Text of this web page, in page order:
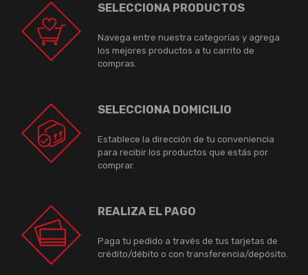
SELECCIONA PRODUCTOS
Navega entre nuestra categorías y agrega
los mejores productos a tu carrito de
compras.
SELECCIONA DOMICILIO
Establece la dirección de tu conveniencia
para recibir los productos que estás por
comprar.
REALIZA EL PAGO
Paga tu pedido a través de tus tarjetas de
crédito/débito o con transferencia/depósito.